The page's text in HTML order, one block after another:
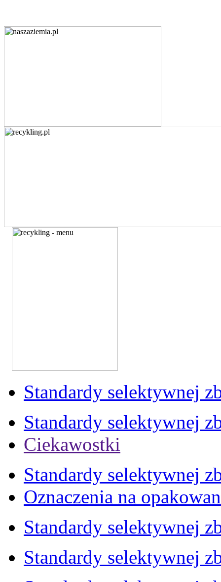
Standardy selektywnej
Standardy selektywnej
Ciekawostki
Standardy selektywnej
Oznaczenia na
Standardy selektywnej
Standardy selektywnej